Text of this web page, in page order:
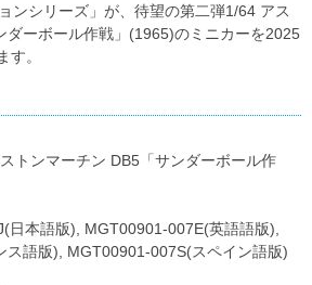
ンシリーズ」が、待望の第二弾1/64 アス
ダーボール作戦」(1965)のミニカーを2025
す。
トンマーチン DB5「サンダーボール作
日本語版), MGT00901-007E(英語語版),
ス語版), MGT00901-007S(スペイン語版)